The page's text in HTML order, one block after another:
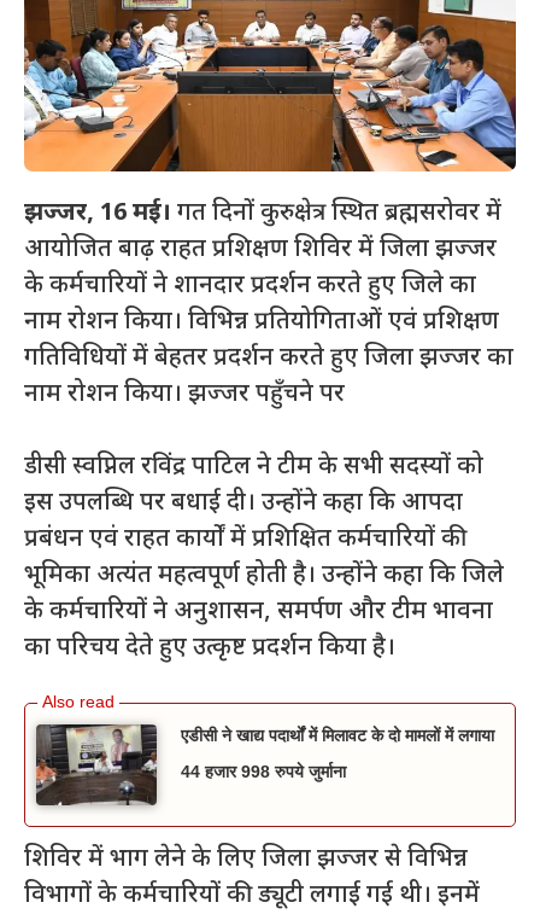
झज्जर, 16 मई। गत दिनों कुरुक्षेत्र स्थित ब्रह्मसरोवर में
आयोजित बाढ़ राहत प्रशिक्षण शिविर में जिला झज्जर
के कर्मचारियों ने शानदार प्रदर्शन करते हुए जिले का
नाम रोशन किया। विभिन्न प्रतियोगिताओं एवं प्रशिक्षण
गतिविधियों में बेहतर प्रदर्शन करते हुए जिला झज्जर का
नाम रोशन किया। झज्जर पहुँचने पर
डीसी स्वप्निल रविंद्र पाटिल ने टीम के सभी सदस्यों को
इस उपलब्धि पर बधाई दी। उन्होंने कहा कि आपदा
प्रबंधन एवं राहत कार्यों में प्रशिक्षित कर्मचारियों की
भूमिका अत्यंत महत्वपूर्ण होती है। उन्होंने कहा कि जिले
के कर्मचारियों ने अनुशासन, समर्पण और टीम भावना
का परिचय देते हुए उत्कृष्ट प्रदर्शन किया है।
एडीसी ने खाद्य पदार्थों में मिलावट के दो मामलों में लगाया
44 हजार 998 रुपये जुर्माना
शिविर में भाग लेने के लिए जिला झज्जर से विभिन्न
विभागों के कर्मचारियों की ड्यूटी लगाई गई थी। इनमें